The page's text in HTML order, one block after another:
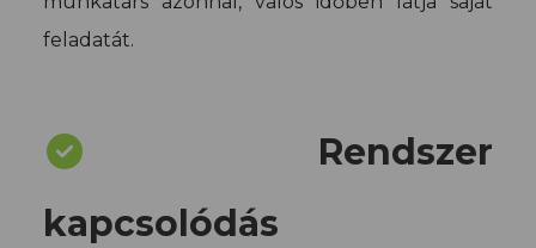
feladatát.
Rendszer
kapcsolódás